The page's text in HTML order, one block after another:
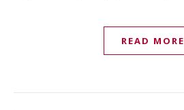
READ MORE